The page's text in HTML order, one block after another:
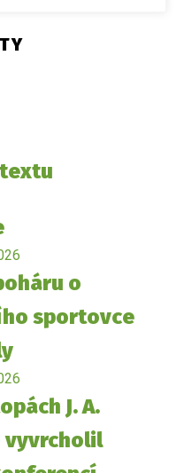
o
sportovce
J. A.
vyvrcholil